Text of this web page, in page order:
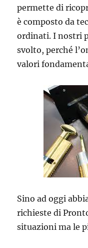
permette di
è composto da
ordinati. I nostri
svolto, perché
valori
Sino ad oggi
richieste di
situazioni ma le